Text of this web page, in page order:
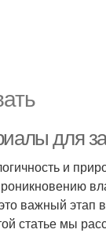
для
и
важный этап
статье мы